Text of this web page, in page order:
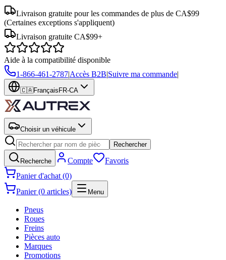
Livraison gratuite pour les commandes de plus de CA$99
(Certaines exceptions s'appliquent)
Livraison gratuite CA$99+
Aide à la compatibilité disponible
1-866-461-2787|Accès B2B|Suivre ma commande|
🇨🇦Français FR-CA
Choisir un véhicule
Rechercher
Recherche Compte
Favoris
Panier d'achat (0)
Panier (0 articles)
Menu
Pneus
Roues
Freins
Pièces auto
Marques
Promotions